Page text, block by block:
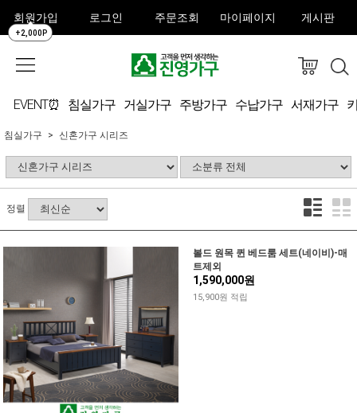
회원가입
+2,000P
로그인 주문조회 마이페이지 게시판
EVENT⏰ 침실가구 거실가구 주방가구 수납가구 서재가구
침실가구 신혼가구 시리즈
정렬
볼드 원목 퀸 베드룸 세트(네이비)-매
트제외
1,590,000원
15,900원 적립